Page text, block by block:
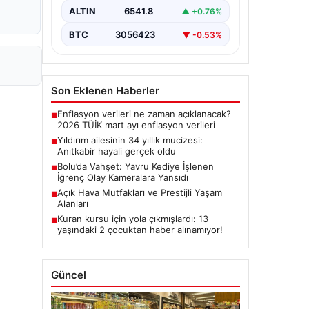
ALTIN 6541.8 ▲ +0.76%
BTC 3056423 ▼ -0.53%
Son Eklenen Haberler
■Enflasyon verileri ne zaman açıklanacak?
2026 TÜİK mart ayı enflasyon verileri
■Yıldırım ailesinin 34 yıllık mucizesi:
Anıtkabir hayali gerçek oldu
■Bolu’da Vahşet: Yavru Kediye İşlenen
İğrenç Olay Kameralara Yansıdı
■Açık Hava Mutfakları ve Prestijli Yaşam
Alanları
■Kuran kursu için yola çıkmışlardı: 13
yaşındaki 2 çocuktan haber alınamıyor!
Güncel